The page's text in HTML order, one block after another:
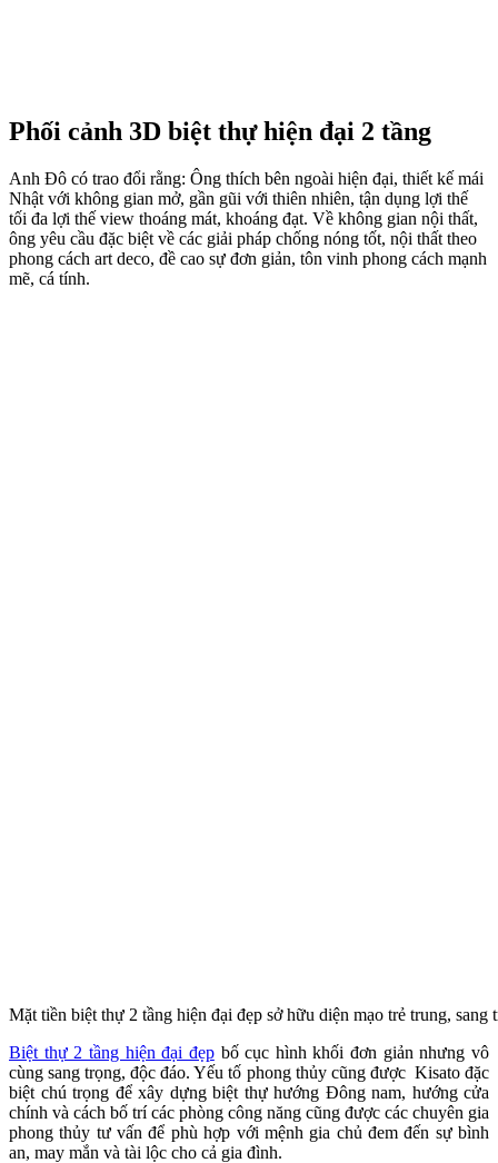
Phối cảnh 3D biệt thự hiện đại 2 tầng
Anh Đô có trao đổi rằng: Ông thích bên ngoài hiện đại, thiết kế mái
Nhật với không gian mở, gần gũi với thiên nhiên, tận dụng lợi thế
tối đa lợi thế view thoáng mát, khoáng đạt. Về không gian nội thất,
ông yêu cầu đặc biệt về các giải pháp chống nóng tốt, nội thất theo
phong cách art deco, đề cao sự đơn giản, tôn vinh phong cách mạnh
mẽ, cá tính.
Mặt tiền biệt thự 2 tầng hiện đại đẹp sở hữu diện mạo trẻ trung, sang
Biệt thự 2 tầng hiện đại đẹpbố cục hình khối đơn giản nhưng vô
cùng sang trọng, độc đáo. Yếu tố phong thủy cũng được Kisato đặc
biệt chú trọng để xây dựng biệt thự hướng Đông nam, hướng cửa
chính và cách bố trí các phòng công năng cũng được các chuyên gia
phong thủy tư vấn để phù hợp với mệnh gia chủ đem đến sự bình
an, may mắn và tài lộc cho cả gia đình.